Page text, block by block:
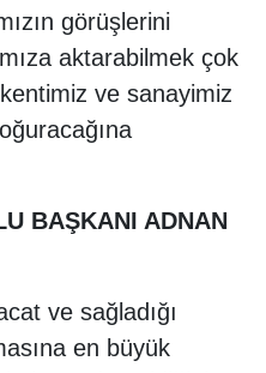
görüşlerini
aktarabilmek çok
ve sanayimiz
BAŞKANI ADNAN
ve sağladığı
en büyük